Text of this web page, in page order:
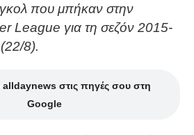
γκολ που μπήκαν στην
League για τη σεζόν 2015-
8).
στις πηγές σου στη
Google